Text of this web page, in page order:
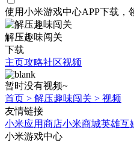
使用小米游戏中心APP下载 ，
解压趣味闯关
下载
主页攻略社区视频
暂时没有视频~
首页 > 解压趣味闯关 > 视频
友情链接
小米应用商店小米商城英雄互
小米游戏中心